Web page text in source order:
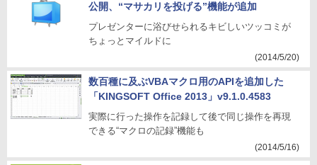
公開、“マサカリを投げる”機能が追加
プレゼンターに浴びせられるキビしいツッコミが
ちょっとマイルドに
(2014/5/20)
数百種に及ぶVBAマクロ用のAPIを追加した
「KINGSOFT Office 2013」v9.1.0.4583
実際に行った操作を記録して後で同じ操作を再現
できる“マクロの記録”機能も
(2014/5/16)